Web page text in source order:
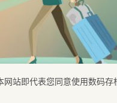
站即代表您同意使用数码